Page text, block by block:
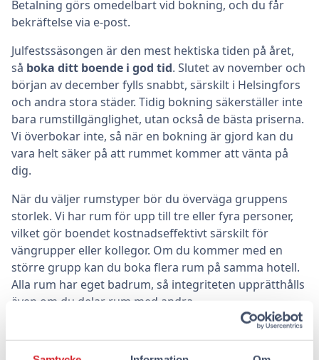
Betalning görs omedelbart vid bokning, och du får
bekräftelse via e-post.
Julfestssäsongen är den mest hektiska tiden på året,
så boka ditt boende i god tid. Slutet av november och
början av december fylls snabbt, särskilt i Helsingfors
och andra stora städer. Tidig bokning säkerställer inte
bara rumstillgänglighet, utan också de bästa priserna.
Vi överbokar inte, så när en bokning är gjord kan du
vara helt säker på att rummet kommer att vänta på
dig.
När du väljer rumstyper bör du överväga gruppens
storlek. Vi har rum för upp till tre eller fyra personer,
vilket gör boendet kostnadseffektivt särskilt för
vängrupper eller kollegor. Om du kommer med en
större grupp kan du boka flera rum på samma hotell.
Alla rum har eget badrum, så integriteten upprätthålls
även om du delar rum med andra.
Incheckning fungerar med elektroniska dörrkoder. Du